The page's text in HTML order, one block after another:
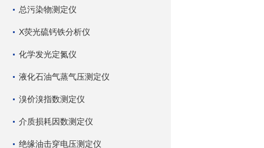
总污染物测定仪
X荧光硫钙铁分析仪
化学发光定氮仪
液化石油气蒸气压测定仪
溴价溴指数测定仪
介质损耗因数测定仪
绝缘油击穿电压测定仪